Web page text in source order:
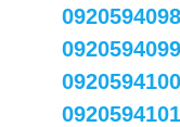
0920594098
0920594099
0920594100
0920594101